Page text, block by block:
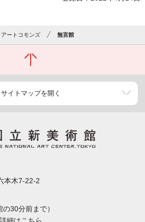
ートコモンズ 無言館
サイトマップを開く
本木7-22-2
30分前まで）
細はこちら